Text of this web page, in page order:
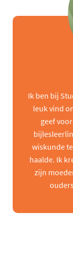
Ik ben bij
leuk vind
geef
wiskunde
haalde. Ik
zijn